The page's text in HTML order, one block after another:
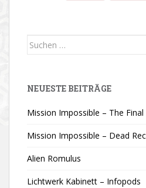
Suchen
NEUESTE BEITRÄGE
Mission Impossible – The Final
Mission Impossible – Dead
Alien Romulus
Lichtwerk Kabinett – Infopods